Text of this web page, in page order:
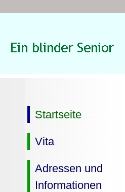
Startseite
Vita
Adressen und
Informationen